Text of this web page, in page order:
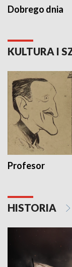
Dobrego dnia
KULTURA I
Profesor
HISTORIA